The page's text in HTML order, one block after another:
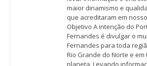
maior dinamismo e
que acreditaram em
Objetivo A intenção do
Fernandes é divulgar o
Fernandes para toda
Rio Grande do Norte e